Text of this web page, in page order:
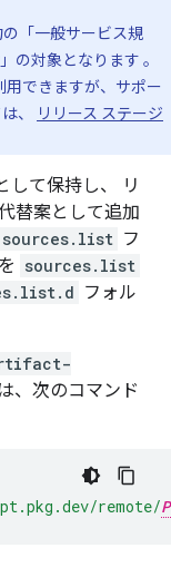
「一般サービス規
の対象となります 。
できますが、サポー
、
リリース ステージ
して保持し、 リ
替案として追加
sources.list フ
sources.list
フォル
、次のコマンド
remote/